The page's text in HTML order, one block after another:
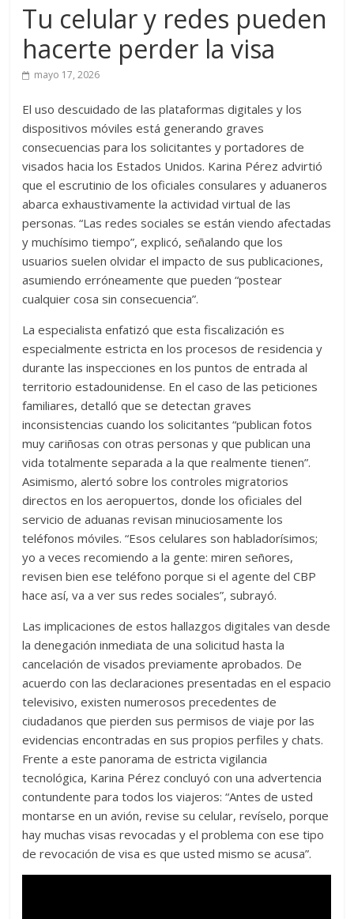
Tu celular y redes pueden
hacerte perder la visa
mayo 17, 2026
El uso descuidado de las plataformas digitales y los
dispositivos móviles está generando graves
consecuencias para los solicitantes y portadores de
visados hacia los Estados Unidos. Karina Pérez advirtió
que el escrutinio de los oficiales consulares y aduaneros
abarca exhaustivamente la actividad virtual de las
personas. “Las redes sociales se están viendo afectadas
y muchísimo tiempo”, explicó, señalando que los
usuarios suelen olvidar el impacto de sus publicaciones,
asumiendo erróneamente que pueden “postear
cualquier cosa sin consecuencia”.
La especialista enfatizó que esta fiscalización es
especialmente estricta en los procesos de residencia y
durante las inspecciones en los puntos de entrada al
territorio estadounidense. En el caso de las peticiones
familiares, detalló que se detectan graves
inconsistencias cuando los solicitantes “publican fotos
muy cariñosas con otras personas y que publican una
vida totalmente separada a la que realmente tienen”.
Asimismo, alertó sobre los controles migratorios
directos en los aeropuertos, donde los oficiales del
servicio de aduanas revisan minuciosamente los
teléfonos móviles. “Esos celulares son habladorísimos;
yo a veces recomiendo a la gente: miren señores,
revisen bien ese teléfono porque si el agente del CBP
hace así, va a ver sus redes sociales”, subrayó.
Las implicaciones de estos hallazgos digitales van desde
la denegación inmediata de una solicitud hasta la
cancelación de visados previamente aprobados. De
acuerdo con las declaraciones presentadas en el espacio
televisivo, existen numerosos precedentes de
ciudadanos que pierden sus permisos de viaje por las
evidencias encontradas en sus propios perfiles y chats.
Frente a este panorama de estricta vigilancia
tecnológica, Karina Pérez concluyó con una advertencia
contundente para todos los viajeros: “Antes de usted
montarse en un avión, revise su celular, revíselo, porque
hay muchas visas revocadas y el problema con ese tipo
de revocación de visa es que usted mismo se acusa”.